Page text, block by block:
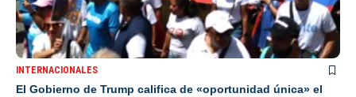
INTERNACIONALES
El Gobierno de Trump califica de «oportunidad única» el